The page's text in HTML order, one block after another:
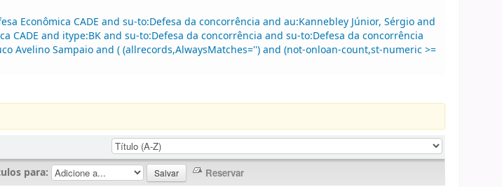
Econômica CADE and su-to:Defesa da concorrência and au:Kannebley Júnior, Sérgio and
CADE and itype:BK and su-to:Defesa da concorrência and su-to:Defesa da concorrência
Avelino Sampaio and ( (allrecords,AlwaysMatches='') and (not-onloan-count,st-numeric >=
para: